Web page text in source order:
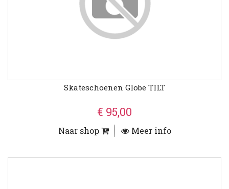
Skateschoenen Globe TILT
€ 95,00
Naar shop Meer info